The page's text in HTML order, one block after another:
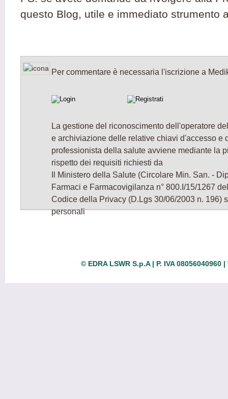
questo Blog, utile e immediato strumento
Per commentare è necessaria l'iscrizione a
La gestione del riconoscimento dell'operatore
e archiviazione delle relative chiavi d'accesso e
professionista della salute avviene mediante la
rispetto dei requisiti richiesti da
Il Ministero della Salute (Circolare Min. San. -
Farmaci e Farmacovigilanza n° 800.I/15/1267
Codice della Privacy (D.Lgs 30/06/2003 n. 196)
personali
© EDRA LSWR S.p.A | P. IVA